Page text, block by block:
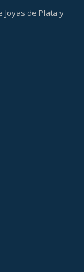
Joyas de Plata y